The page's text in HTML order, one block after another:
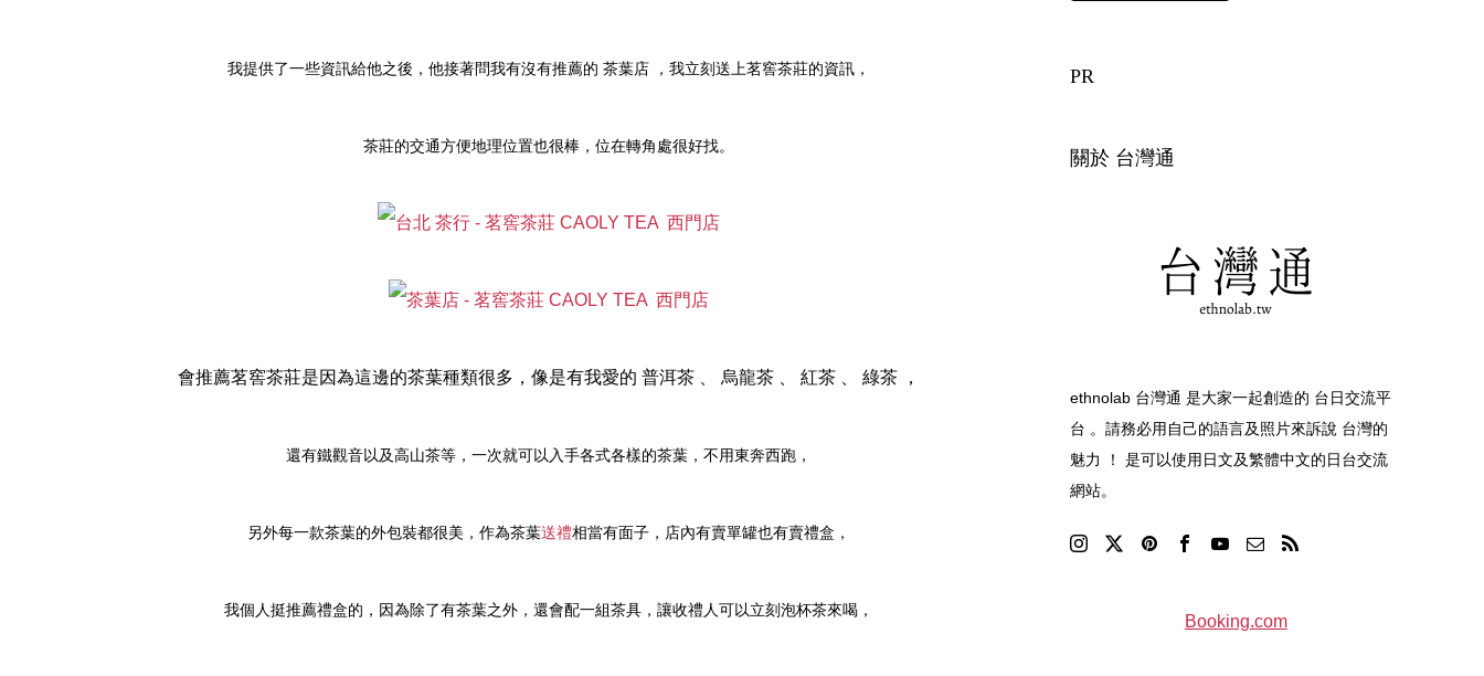
我提供了一些資訊給他之後，他接著問我有沒有推薦的 茶葉店 ，我立刻送上茗窖茶莊的資訊，
茶莊的交通方便地理位置也很棒，位在轉角處很好找。
會推薦茗窖茶莊是因為這邊的茶葉種類很多，像是有我愛的 普洱茶 、 烏龍茶 、 紅茶 、 綠茶 ，
還有鐵觀音以及高山茶等，一次就可以入手各式各樣的茶葉，不用東奔西跑，
另外每一款茶葉的外包裝都很美，作為茶葉送禮相當有面子，店內有賣單罐也有賣禮盒，
我個人挺推薦禮盒的，因為除了有茶葉之外，還會配一組茶具，讓收禮人可以立刻泡杯茶來喝，
PR
關於 台灣通
ethnolab 台灣通 是大家一起創造的 台日交流平
台 。請務必用自己的語言及照片來訴說 台灣的
魅力 ！ 是可以使用日文及繁體中文的日台交流
網站。
Booking.com